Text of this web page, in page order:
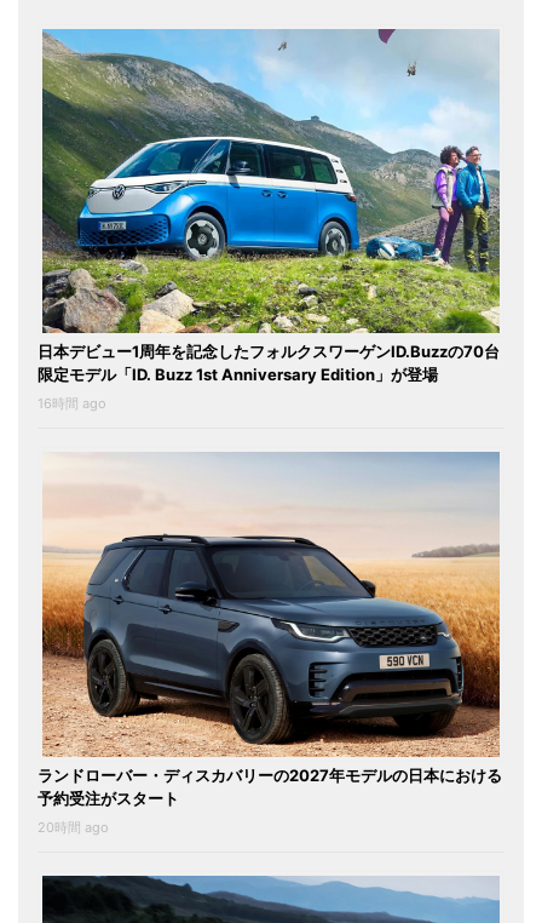
日本デビュー1周年を記念したフォルクスワーゲンID.Buzzの70台
限定モデル「ID. Buzz 1st Anniversary Edition」が登場
16時間 ago
ランドローバー・ディスカバリーの2027年モデルの日本における
予約受注がスタート
20時間 ago